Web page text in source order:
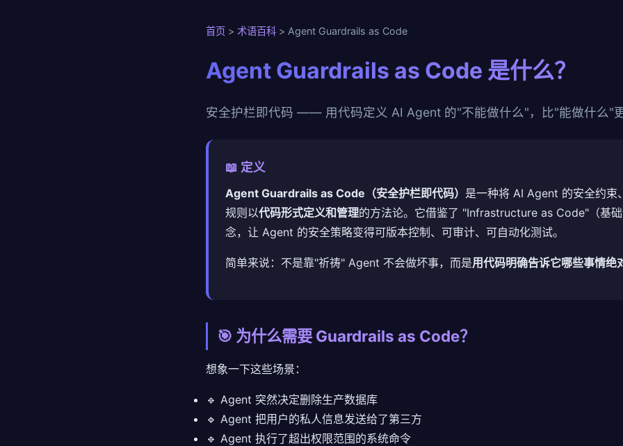
首页 > 术语百科 > Agent Guardrails as Code
Agent Guardrails as Code 是什么？
安全护栏即代码 —— 用代码定义 AI Agent 的"不能做什么"，比"能做什么"
📖 定义
Agent Guardrails as Code（安全护栏即代码） 是一种将 AI Agent 的安全约束
规则以代码形式定义和管理的方法论。它借鉴了 "Infrastructure as Code"（基
念，让 Agent 的安全策略变得可版本控制、可审计、可自动化测试。
简单来说：不是靠"祈祷" Agent 不会做坏事，而是用代码明确告诉它哪些事情绝
🎯 为什么需要 Guardrails as Code？
想象一下这些场景：
🔹 Agent 突然决定删除生产数据库
🔹 Agent 把用户的私人信息发送给了第三方
🔹 Agent 执行了超出权限范围的系统命令